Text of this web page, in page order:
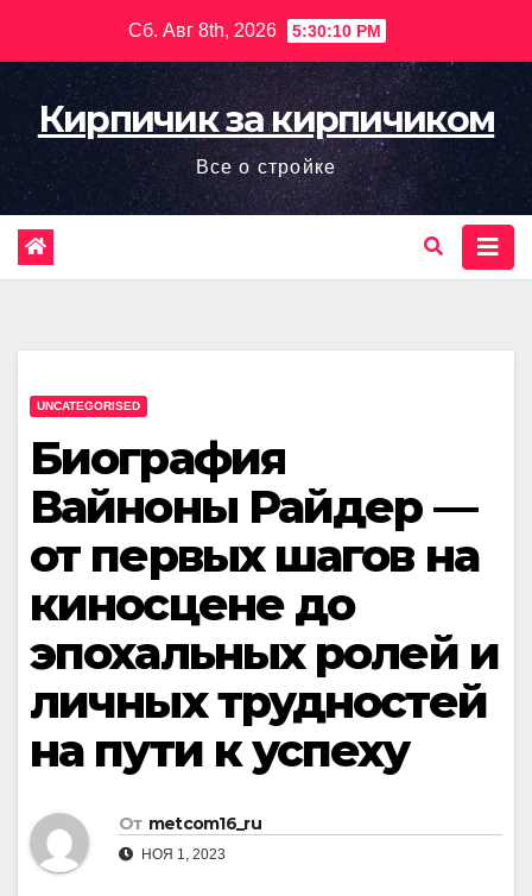
содержимому
Сб. Авг 8th, 2026 5:30:11 PM
Кирпичик за кирпичиком
Все о стройке
UNCATEGORISED
Биография
Вайноны Райдер —
от первых шагов на
киносцене до
эпохальных ролей и
личных трудностей
на пути к успеху
От metcom16_ru
НОЯ 1, 2023